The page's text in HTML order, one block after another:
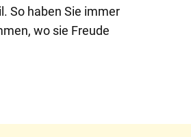
So haben Sie immer
wo sie Freude